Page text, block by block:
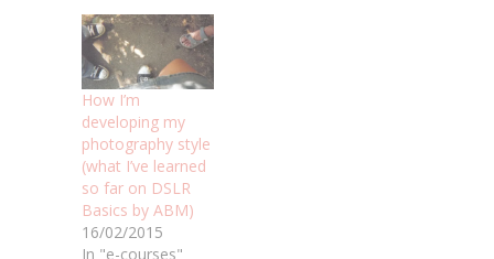
How I’m
developing my
photography style
(what I’ve learned
so far on DSLR
Basics by ABM)
16/02/2015
In "e-courses"